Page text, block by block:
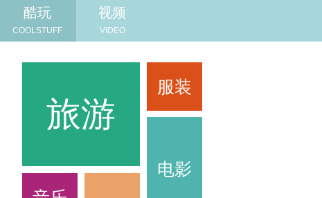
酷玩
COOLSTUFF
视频
VIDEO
旅游
服装
电影
旅游